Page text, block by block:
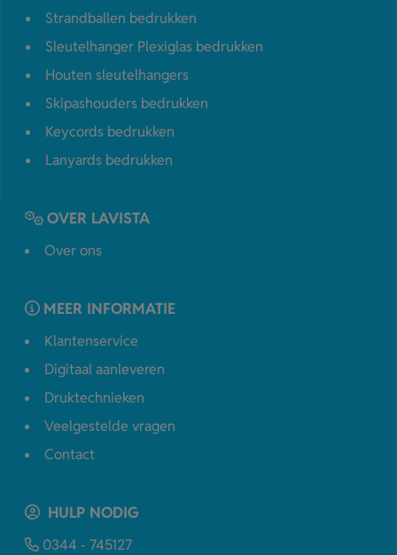
Strandballen bedrukken
Sleutelhanger Plexiglas bedrukken
Houten sleutelhangers
Skipashouders bedrukken
Keycords bedrukken
Lanyards bedrukken
OVER LAVISTA
Over ons
MEER INFORMATIE
Klantenservice
Digitaal aanleveren
Druktechnieken
Veelgestelde vragen
Contact
HULP NODIG
0344 - 745127